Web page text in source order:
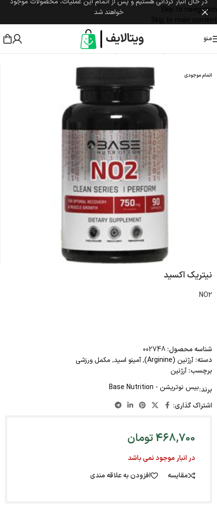
Skip to navigation
Skip to main content
خواهند شد
منو
اتمام موجودی
نیتریک اکسید
NO2
شناسه محصول: 002748
دسته: آرژنین (Arginine) ,آمینو اسید, مکمل ورزشی
برچسب: آرژنین
برند:بیس نوتریشن - Base Nutrition
اشتراک گذاری:
468,700تومان
در انبار موجود نمی باشد
مقایسه
افزودن به علاقه مندی